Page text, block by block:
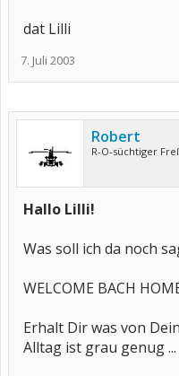
dat Lilli
7. Juli 2003
Robert
R-O-süchtiger
Hallo Lilli!
Was soll ich da noch
WELCOME BACH
Erhalt Dir was von
Alltag ist grau genug ...